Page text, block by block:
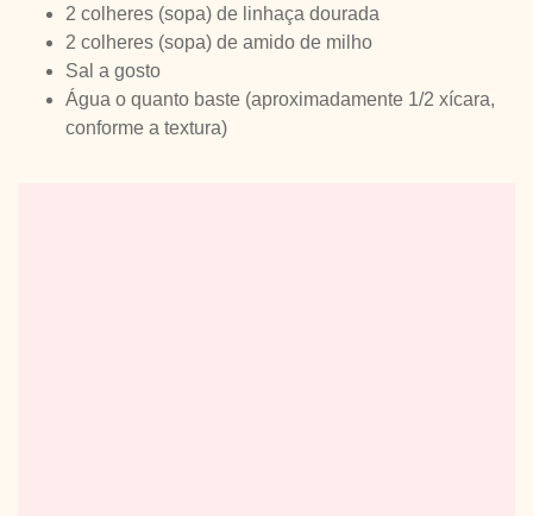
2 colheres (sopa) de linhaça dourada
2 colheres (sopa) de amido de milho
Sal a gosto
Água o quanto baste (aproximadamente 1/2 xícara,
conforme a textura)